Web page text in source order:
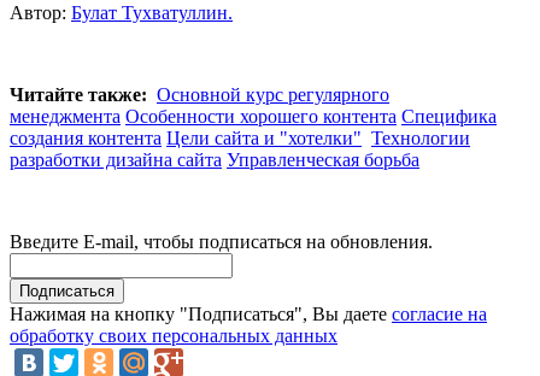
Автор: Булат Тухватуллин.
Читайте также: Основной курс регулярного
менеджмента Особенности хорошего контента Специфика
создания контента Цели сайта и "хотелки" Технологии
разработки дизайна сайта Управленческая борьба
Введите E-mail, чтобы подписаться на обновления.
Нажимая на кнопку "Подписаться", Вы даете согласие на
обработку своих персональных данных